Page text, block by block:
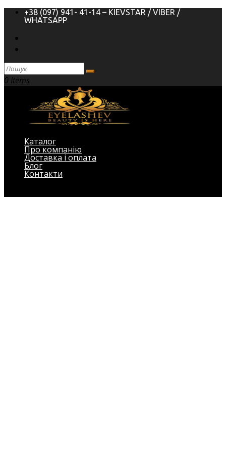
+38 (097) 941- 41-14 – KIEVSTAR / VIBER /
WHATSAPP
0 Items
Каталог
Про компанію
Доставка і оплата
Блог
Контакти